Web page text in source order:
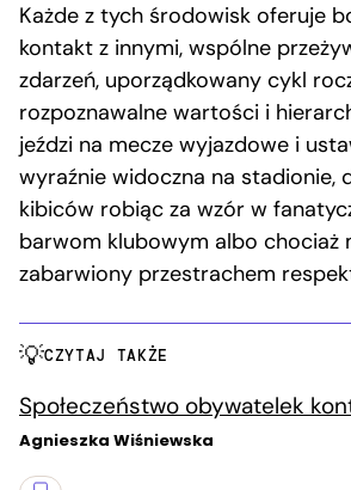
Każde z tych środowisk oferuje
kontakt z innymi, wspólne
zdarzeń, uporządkowany cykl
rozpoznawalne wartości i
jeździ na mecze wyjazdowe i
wyraźnie widoczna na stadionie,
kibiców robiąc za wzór w
barwom klubowym albo chociaż
zabarwiony przestrachem
CZYTAJ TAKŻE
Społeczeństwo obywatelek
Agnieszka Wiśniewska